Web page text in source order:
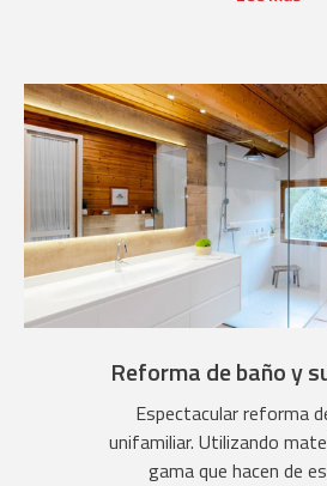
Reforma de baño y
Espectacular reforma
unifamiliar. Utilizando
gama que hacen de